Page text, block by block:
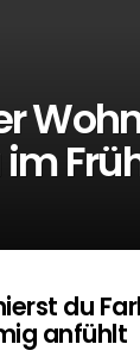
du
anfühlt